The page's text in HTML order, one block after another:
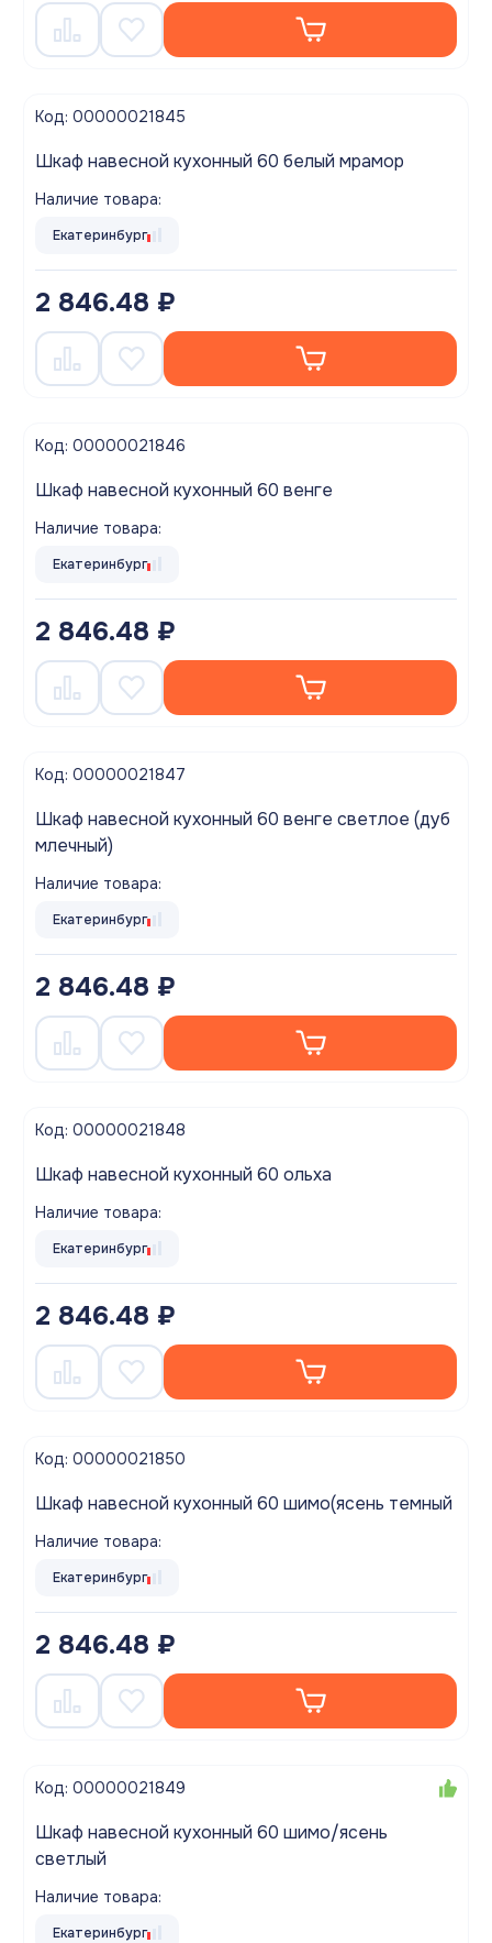
Код: 00000021845
Шкаф навесной кухонный 60 белый мрамор
Наличие товара:
Екатеринбург
2 846.48 ₽
Код: 00000021846
Шкаф навесной кухонный 60 венге
Наличие товара:
Екатеринбург
2 846.48 ₽
Код: 00000021847
Шкаф навесной кухонный 60 венге светлое (дуб
млечный)
Наличие товара:
Екатеринбург
2 846.48 ₽
Код: 00000021848
Шкаф навесной кухонный 60 ольха
Наличие товара:
Екатеринбург
2 846.48 ₽
Код: 00000021850
Шкаф навесной кухонный 60 шимо(ясень темный
Наличие товара:
Екатеринбург
2 846.48 ₽
Код: 00000021849
Шкаф навесной кухонный 60 шимо/ясень
светлый
Наличие товара:
Екатеринбург